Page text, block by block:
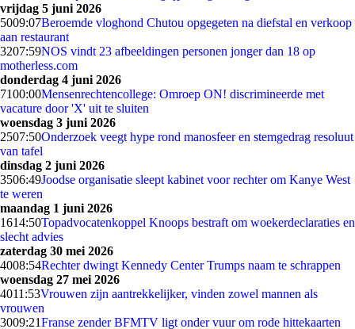
vrijdag 5 juni 2026
5009:07Beroemde vloghond Chutou opgegeten na diefstal en verkoop
aan restaurant
3207:59NOS vindt 23 afbeeldingen personen jonger dan 18 op
motherless.com
donderdag 4 juni 2026
7100:00Mensenrechtencollege: Omroep ON! discrimineerde met
vacature door 'X' uit te sluiten
woensdag 3 juni 2026
2507:50Onderzoek veegt hype rond manosfeer en stemgedrag resoluut
van tafel
dinsdag 2 juni 2026
3506:49Joodse organisatie sleept kabinet voor rechter om Kanye West
te weren
maandag 1 juni 2026
1614:50Topadvocatenkoppel Knoops bestraft om woekerdeclaraties en
slecht advies
zaterdag 30 mei 2026
4008:54Rechter dwingt Kennedy Center Trumps naam te schrappen
woensdag 27 mei 2026
4011:53Vrouwen zijn aantrekkelijker, vinden zowel mannen als
vrouwen
3009:21Franse zender BFMTV ligt onder vuur om rode hittekaarten